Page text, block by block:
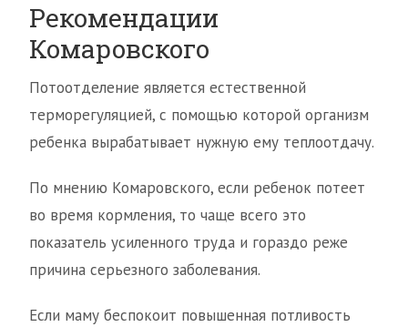
Рекомендации
Комаровского
Потоотделение является естественной
терморегуляцией, с помощью которой организм
ребенка вырабатывает нужную ему теплоотдачу.
По мнению Комаровского, если ребенок потеет
во время кормления, то чаще всего это
показатель усиленного труда и гораздо реже
причина серьезного заболевания.
Если маму беспокоит повышенная потливость